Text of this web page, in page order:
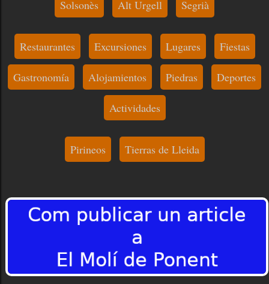
Solsonès Alt Urgell Segrià
Restaurantes Excursiones Lugares Fiestas
Gastronomía Alojamientos Piedras Deportes
Actividades
Pirineos Tierras de Lleida